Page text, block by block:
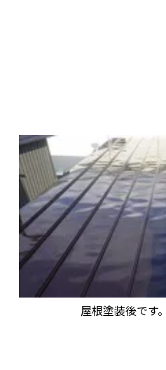
屋根塗装後です